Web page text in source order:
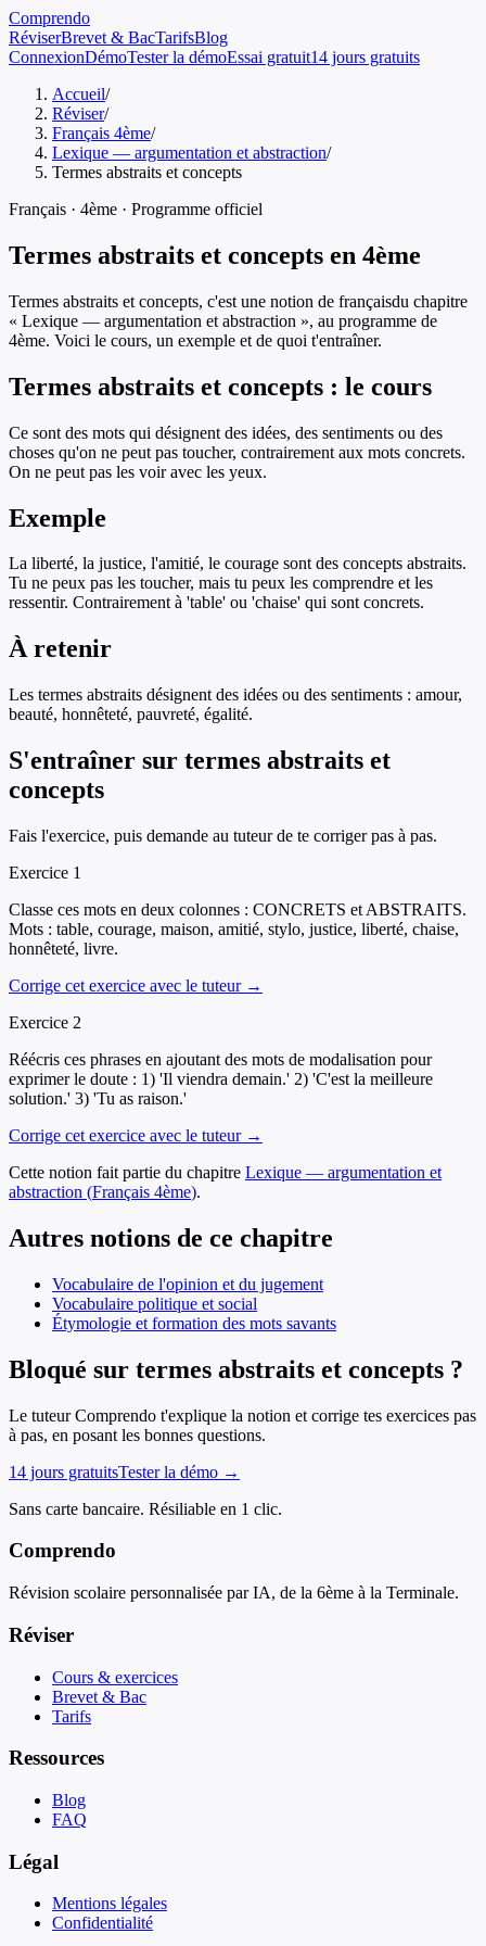
Comprendo
RéviserBrevet & BacTarifsBlog
ConnexionDémoTester la démoEssai gratuit14 jours gratuits
Accueil/
Réviser/
Français 4ème/
Lexique — argumentation et abstraction/
Termes abstraits et concepts
Français · 4ème · Programme officiel
Termes abstraits et concepts en 4ème
Termes abstraits et concepts, c'est une notion de françaisdu chapitre
« Lexique — argumentation et abstraction », au programme de
4ème. Voici le cours, un exemple et de quoi t'entraîner.
Termes abstraits et concepts : le cours
Ce sont des mots qui désignent des idées, des sentiments ou des
choses qu'on ne peut pas toucher, contrairement aux mots concrets.
On ne peut pas les voir avec les yeux.
Exemple
La liberté, la justice, l'amitié, le courage sont des concepts abstraits.
Tu ne peux pas les toucher, mais tu peux les comprendre et les
ressentir. Contrairement à 'table' ou 'chaise' qui sont concrets.
À retenir
Les termes abstraits désignent des idées ou des sentiments : amour,
beauté, honnêteté, pauvreté, égalité.
S'entraîner sur termes abstraits et
concepts
Fais l'exercice, puis demande au tuteur de te corriger pas à pas.
Exercice 1
Classe ces mots en deux colonnes : CONCRETS et ABSTRAITS.
Mots : table, courage, maison, amitié, stylo, justice, liberté, chaise,
honnêteté, livre.
Corrige cet exercice avec le tuteur →
Exercice 2
Réécris ces phrases en ajoutant des mots de modalisation pour
exprimer le doute : 1) 'Il viendra demain.' 2) 'C'est la meilleure
solution.' 3) 'Tu as raison.'
Corrige cet exercice avec le tuteur →
Cette notion fait partie du chapitre Lexique — argumentation et
abstraction (Français 4ème).
Autres notions de ce chapitre
Vocabulaire de l'opinion et du jugement
Vocabulaire politique et social
Étymologie et formation des mots savants
Bloqué sur termes abstraits et concepts ?
Le tuteur Comprendo t'explique la notion et corrige tes exercices pas
à pas, en posant les bonnes questions.
14 jours gratuitsTester la démo →
Sans carte bancaire. Résiliable en 1 clic.
Comprendo
Révision scolaire personnalisée par IA, de la 6ème à la Terminale.
Réviser
Cours & exercices
Brevet & Bac
Tarifs
Ressources
Blog
FAQ
Légal
Mentions légales
Confidentialité